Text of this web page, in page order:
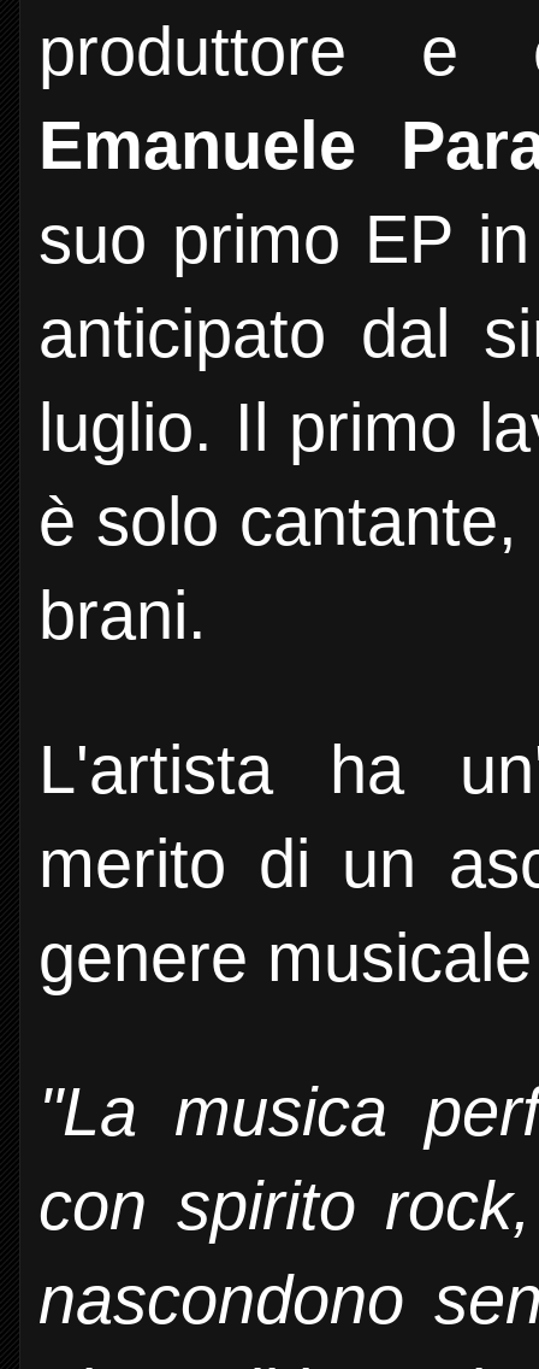
produttore e
Emanuele
suo primo EP
anticipato dal
luglio. Il primo
è solo
brani.
L'artista ha
merito di un
genere
"La musica
con spirito
nascondono